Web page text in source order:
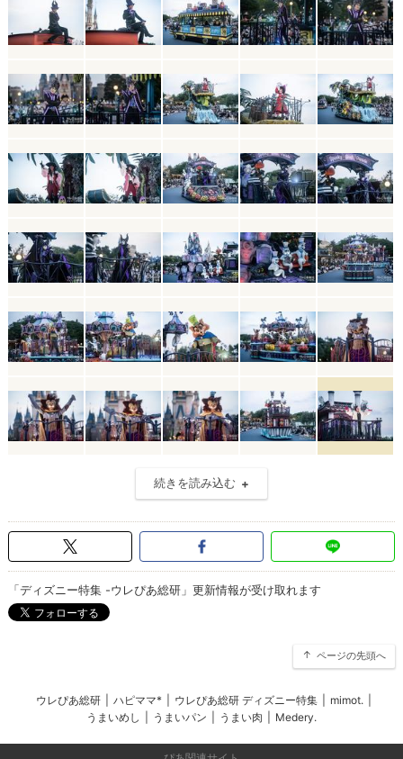
続きを読み込む
「ディズニー特集 -ウレぴあ総研」更新情報が受け取れます
ページの先頭へ
ウレぴあ総研 ハピママ* ウレぴあ総研 ディズニー特集 mimot.
うまいめし
うまいパン うまい肉 Medery.